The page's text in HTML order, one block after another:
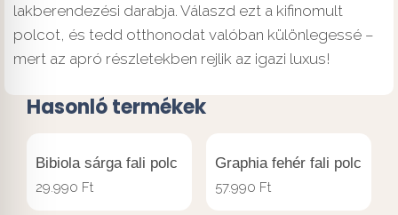
lakberendezési darabja. Válaszd ezt a kifinomult
polcot, és tedd otthonodat valóban különlegessé –
mert az apró részletekben rejlik az igazi luxus!
Hasonló termékek
Bibiola sárga fali polc
29.990 Ft
Graphia fehér fali polc
57.990 Ft